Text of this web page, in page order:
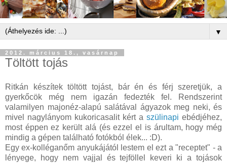
▼
2012. március 18., vasárnap
Töltött tojás
Ritkán készítek töltött tojást, bár én és férj szeretjük, a
gyerkőcök még nem igazán fedezték fel. Rendszerint
valamilyen majonéz-alapú salátával ágyazok meg neki, és
mivel nagylányom kukoricasalit kért a szülinapi ebédjéhez,
most éppen ez került alá (és ezzel el is árultam, hogy még
mindig a gépen található fotókból élek... :D).
Egy ex-kolléganőm anyukájától lestem el ezt a "receptet" - a
lényege, hogy nem vajjal és tejföllel keveri ki a tojások